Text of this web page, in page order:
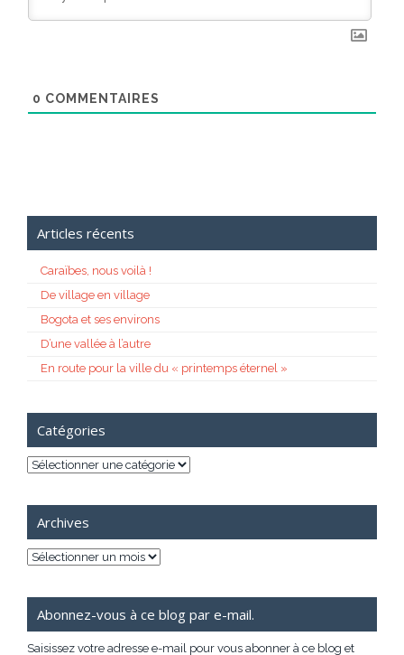
0 COMMENTAIRES
Articles récents
Caraïbes, nous voilà !
De village en village
Bogota et ses environs
D’une vallée à l’autre
En route pour la ville du « printemps éternel »
Catégories
Catégories
Archives
Archives
Abonnez-vous à ce blog par e-mail.
Saisissez votre adresse e-mail pour vous abonner à ce blog et